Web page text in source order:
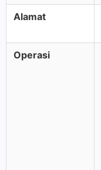
Alamat
Operasi